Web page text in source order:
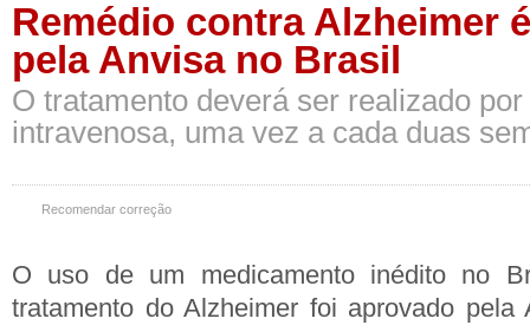
Remédio contra Alzheimer
pela Anvisa no Brasil
O tratamento deverá ser realizado
intravenosa, uma vez a cada duas
Recomendar correção
O uso de um medicamento inédito no
tratamento do Alzheimer foi aprovado pela